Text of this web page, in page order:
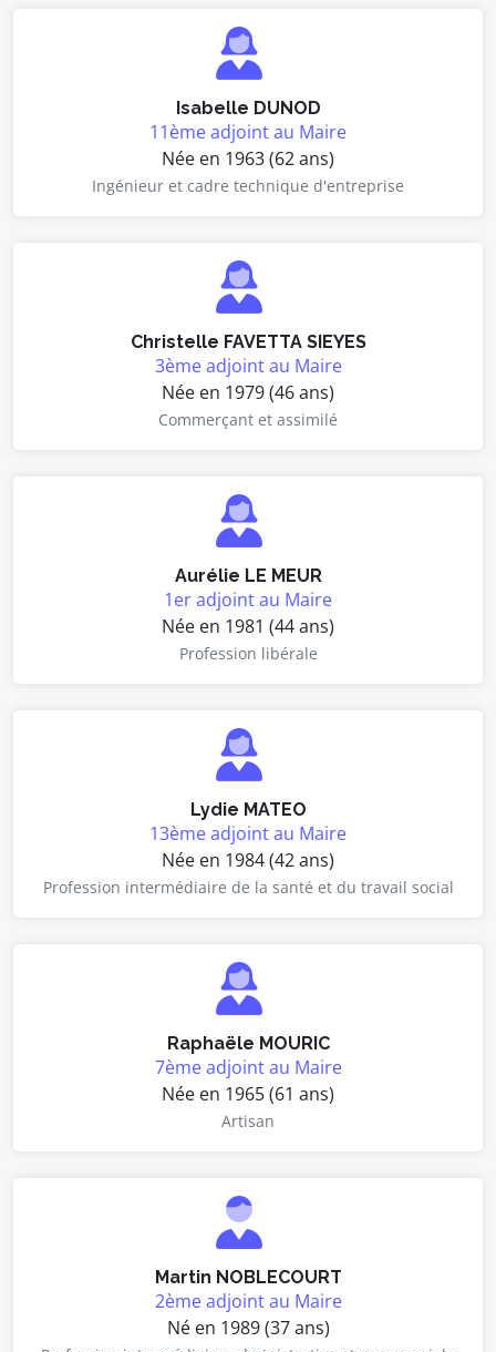
Isabelle DUNOD
11ème adjoint au Maire
Née en 1963 (62 ans)
Ingénieur et cadre technique d'entreprise
Christelle FAVETTA SIEYES
3ème adjoint au Maire
Née en 1979 (46 ans)
Commerçant et assimilé
Aurélie LE MEUR
1er adjoint au Maire
Née en 1981 (44 ans)
Profession libérale
Lydie MATEO
13ème adjoint au Maire
Née en 1984 (42 ans)
Profession intermédiaire de la santé et du travail social
Raphaële MOURIC
7ème adjoint au Maire
Née en 1965 (61 ans)
Artisan
Martin NOBLECOURT
2ème adjoint au Maire
Né en 1989 (37 ans)